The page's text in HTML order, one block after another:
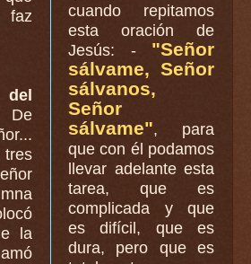
faz
tres
la
cuando repitamos
esta oración de
Jesús: - "Señor
sálvame, Señor
sálvanos,
Señor
sálvame", para
que con él podamos
llevar adelante esta
tarea, que es
complicada y que
es difícil, que es
dura, pero que es